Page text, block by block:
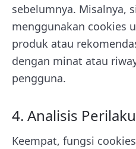
sebelumnya. Misalnya,
menggunakan cookies
produk atau
dengan minat atau
pengguna.
4. Analisis
Keempat, fungsi